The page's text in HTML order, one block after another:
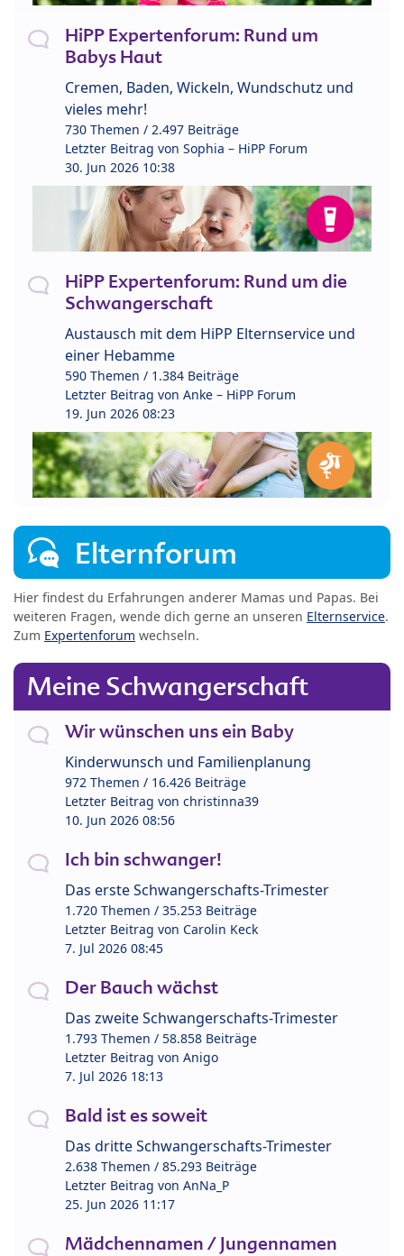
HiPP Expertenforum: Rund um
Babys Haut
Cremen, Baden, Wickeln, Wundschutz und
vieles mehr!
730 Themen / 2.497 Beiträge
Letzter Beitrag von Sophia – HiPP Forum
30. Jun 2026 10:38
HiPP Expertenforum: Rund um die
Schwangerschaft
Austausch mit dem HiPP Elternservice und
einer Hebamme
590 Themen / 1.384 Beiträge
Letzter Beitrag von Anke – HiPP Forum
19. Jun 2026 08:23
Elternforum
Hier findest du Erfahrungen anderer Mamas und Papas. Bei
weiteren Fragen, wende dich gerne an unseren Elternservice.
Zum Expertenforum wechseln.
Meine Schwangerschaft
Wir wünschen uns ein Baby
Kinderwunsch und Familienplanung
972 Themen / 16.426 Beiträge
Letzter Beitrag von christinna39
10. Jun 2026 08:56
Ich bin schwanger!
Das erste Schwangerschafts-Trimester
1.720 Themen / 35.253 Beiträge
Letzter Beitrag von Carolin Keck
7. Jul 2026 08:45
Der Bauch wächst
Das zweite Schwangerschafts-Trimester
1.793 Themen / 58.858 Beiträge
Letzter Beitrag von Anigo
7. Jul 2026 18:13
Bald ist es soweit
Das dritte Schwangerschafts-Trimester
2.638 Themen / 85.293 Beiträge
Letzter Beitrag von AnNa_P
25. Jun 2026 11:17
Mädchennamen / Jungennamen